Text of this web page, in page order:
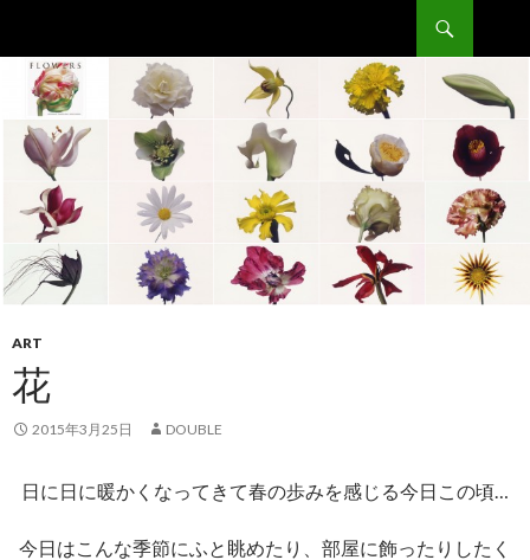
ン
ツ
ART
花
2015年3月25日 DOUBLE
日に日に暖かくなってきて春の歩みを感じる今日この頃…
今日はこんな季節にふと眺めたり、部屋に飾ったりしたく